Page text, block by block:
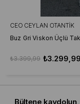
CEO CEYLAN OTANTIK
Buz Gri Viskon Üçlü
₺3.299,99
₺3.399,99
Bültene